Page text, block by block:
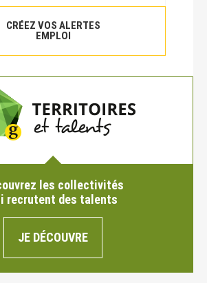
CRÉEZ VOS ALERTES
EMPLOI
les collectivités
recrutent des talents
JE DÉCOUVRE